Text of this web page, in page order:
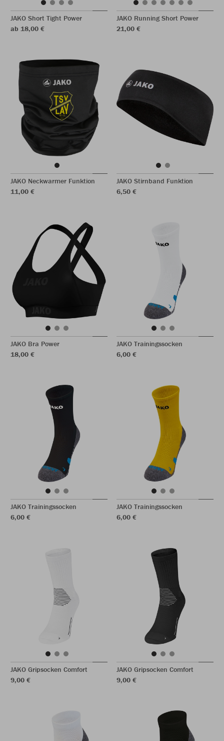
JAKO Short Tight Power
ab 18,00 €
JAKO Running Short Power
21,00 €
JAKO Neckwarmer Funktion
11,00 €
JAKO Stirnband Funktion
6,50 €
JAKO Bra Power
18,00 €
JAKO Trainingssocken
6,00 €
JAKO Trainingssocken
6,00 €
JAKO Trainingssocken
6,00 €
JAKO Gripsocken Comfort
9,00 €
JAKO Gripsocken Comfort
9,00 €